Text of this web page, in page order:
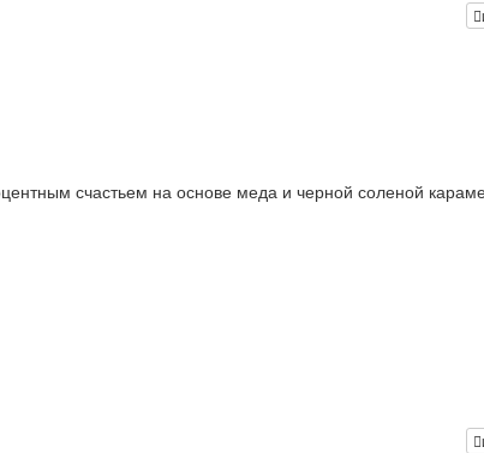
счастьем на основе меда и черной соленой